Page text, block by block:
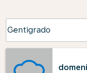
Centigrado
keyboard_arrow_down